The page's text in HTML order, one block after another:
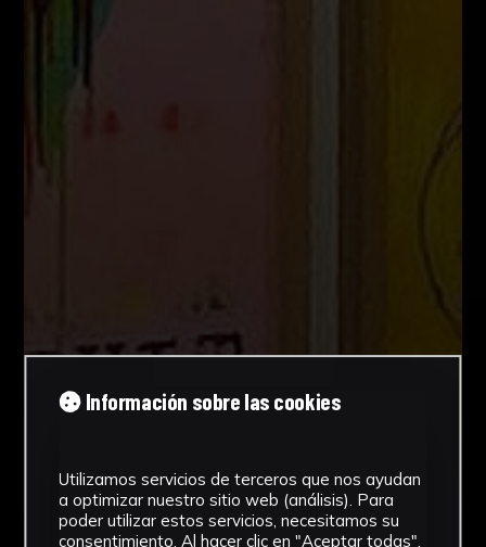
Información sobre las cookies
Utilizamos servicios de terceros que nos ayudan
a optimizar nuestro sitio web (análisis). Para
poder utilizar estos servicios, necesitamos su
consentimiento. Al hacer clic en "Aceptar todas",